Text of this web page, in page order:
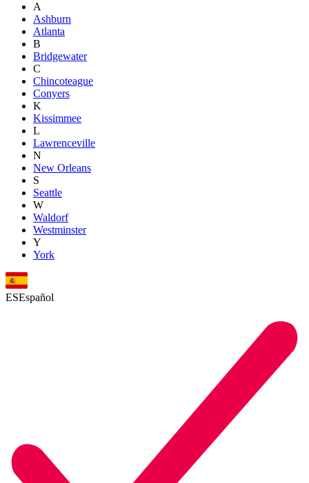
A
Ashburn
Atlanta
B
Bridgewater
C
Chincoteague
Conyers
K
Kissimmee
L
Lawrenceville
N
New Orleans
S
Seattle
W
Waldorf
Westminster
Y
York
ESEspañol